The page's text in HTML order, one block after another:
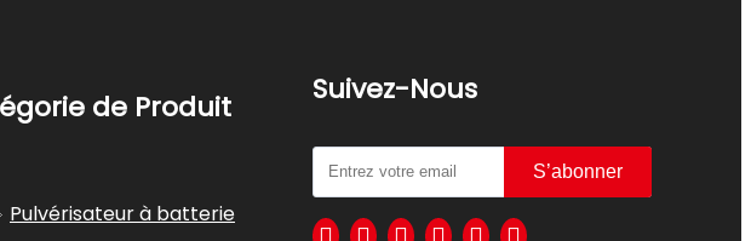
de Produit
Pulvérisateur à batterie
Suivez-Nous
S’abonner